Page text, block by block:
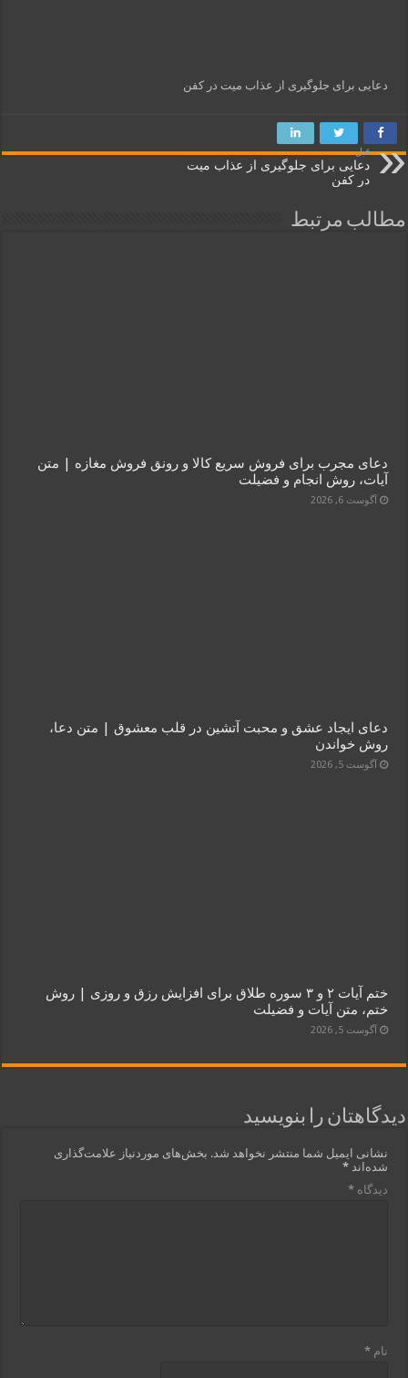
دعایی برای جلوگیری از عذاب میت در کفن
قبل
دعایی برای جلوگیری از عذاب میت
در کفن
مطالب مرتبط
دعای مجرب برای فروش سریع کالا و رونق فروش مغازه | متن
آیات، روش انجام و فضیلت
آگوست 6, 2026
دعای ایجاد عشق و محبت آتشین در قلب معشوق | متن دعا،
روش خواندن
آگوست 5, 2026
ختم آیات ۲ و ۳ سوره طلاق برای افزایش رزق و روزی | روش
ختم، متن آیات و فضیلت
آگوست 5, 2026
دیدگاهتان را بنویسید
نشانی ایمیل شما منتشر نخواهد شد. بخش‌های موردنیاز علامت‌گذاری
شده‌اند*
دیدگاه*
نام*